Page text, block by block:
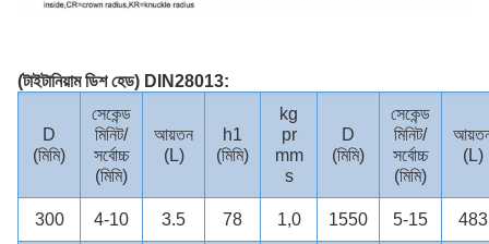
(টাইটানিয়াম ডিশ হেড) DIN28013:
D
(মিমি)
সেকেন্ড
মিনিট/
সর্বোচ্চ
(মিমি)
আয়তন
(L)
h1
(মিমি)
kg
pr
mm
s
D
(মিমি)
সেকেন্ড
মিনিট/
সর্বোচ্চ
(মিমি)
(L)
300 4-10 3.5 78 1,0 1550 5-15 483